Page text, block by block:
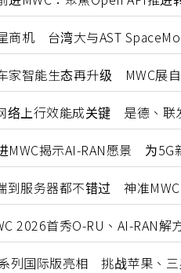
商机 台湾大与AST
家智能生态再升级 MWC展
络上行效能成关键 是德、联
MWC揭示AI-RAN愿景 为5G
到服务器都不错过 神准
2026首秀O-RU、AI-RAN
列国际版亮相 挑战苹果、三